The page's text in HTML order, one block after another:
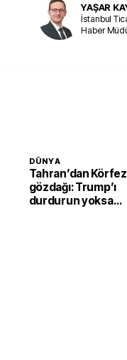
YAŞAR
İstanbul
Haber
DÜNYA
Tahran’dan
gözdağı: Trump’ı
durdurun yoksa